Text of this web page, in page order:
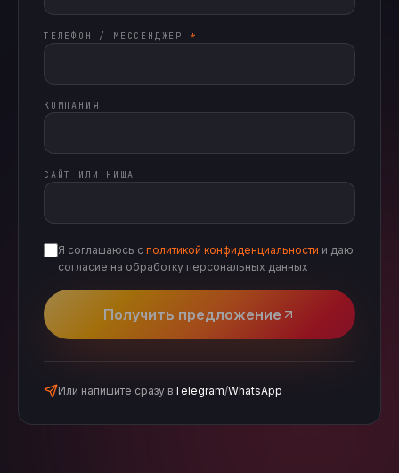
ТЕЛЕФОН / МЕССЕНДЖЕР *
КОМПАНИЯ
САЙТ ИЛИ НИША
Я соглашаюсь с политикой конфиденциальности и даю
согласие на обработку персональных данных
Получить предложение
Или напишите сразу вTelegram/WhatsApp